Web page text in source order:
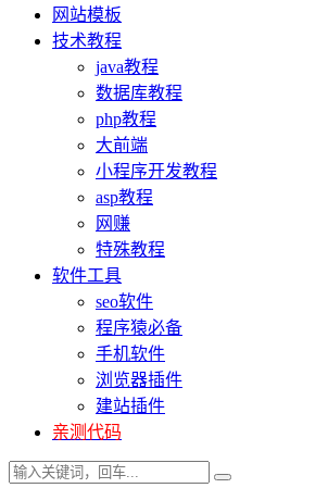
网站模板
技术教程
java教程
数据库教程
php教程
大前端
小程序开发教程
asp教程
网赚
特殊教程
软件工具
seo软件
程序猿必备
手机软件
浏览器插件
建站插件
亲测代码